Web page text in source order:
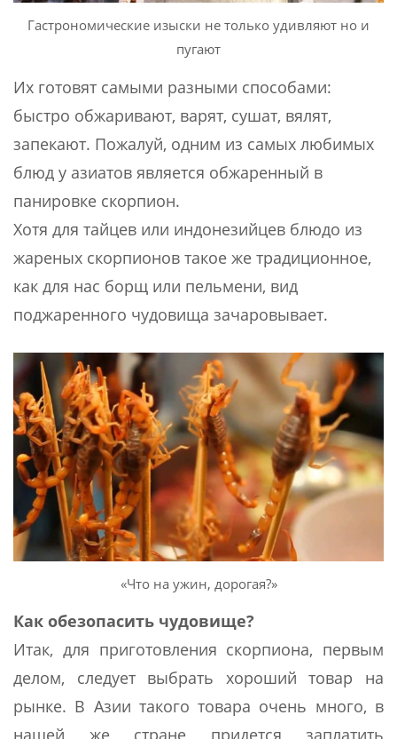
Гастрономические изыски не только удивляют но и
пугают
Их готовят самыми разными способами:
быстро обжаривают, варят, сушат, вялят,
запекают. Пожалуй, одним из самых любимых
блюд у азиатов является обжаренный в
панировке скорпион.
Хотя для тайцев или индонезийцев блюдо из
жареных скорпионов такое же традиционное,
как для нас борщ или пельмени, вид
поджаренного чудовища зачаровывает.
«Что на ужин, дорогая?»
Как обезопасить чудовище?
Итак, для приготовления скорпиона, первым
делом, следует выбрать хороший товар на
рынке. В Азии такого товара очень много, в
нашей же стране придется заплатить